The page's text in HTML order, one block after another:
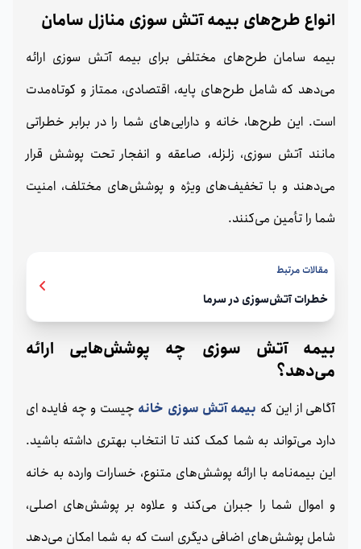
انواع طرح‌های بیمه آتش‌ سوزی منازل سامان
بیمه سامان طرح‌های مختلفی برای بیمه آتش‌ سوزی ارائه
می‌دهد که شامل طرح‌های پایه، اقتصادی، ممتاز و کوتاه‌مدت
است. این طرح‌ها، خانه و دارایی‌های شما را در برابر خطراتی
مانند آتش‌ سوزی، زلزله، صاعقه و انفجار تحت پوشش قرار
می‌دهند و با تخفیف‌های ویژه و پوشش‌های مختلف، امنیت
شما را تأمین می‌کنند.
مقالات مرتبط
خطرات آتش‌سوزی در سرما
بیمه آتش‌ سوزی چه پوشش‌هایی ارائه
می‌دهد؟
آگاهی از این که بیمه آتش سوزی خانه چیست و چه فایده ای
دارد می‌تواند به شما کمک کند تا انتخاب بهتری داشته باشید.
این بیمه‌نامه با ارائه پوشش‌های متنوع، خسارات وارده به خانه
و اموال شما را جبران می‌کند و علاوه بر پوشش‌های اصلی،
شامل پوشش‌های اضافی دیگری است که به شما امکان می‌دهد